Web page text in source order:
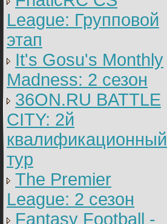
League: Групповой
этап
It's Gosu's Monthly
Madness: 2 сезон
36ON.RU BATTLE
CITY: 2й
квалификационный
тур
The Premier
League: 2 cезон
Fantasy Football -